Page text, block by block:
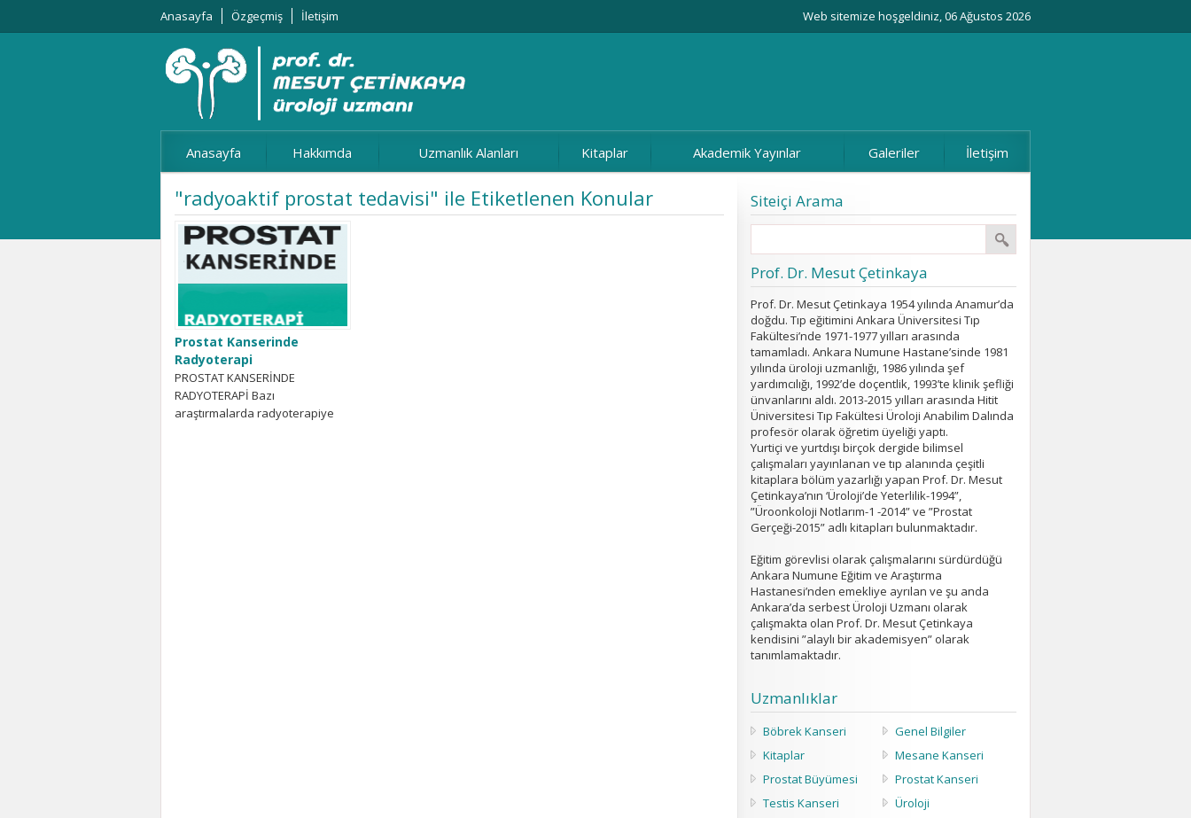
Anasayfa Özgeçmiş İletişim Web sitemize hoşgeldiniz, 06 Ağustos 2026
Anasayfa Hakkımda Uzmanlık Alanları Kitaplar Akademik Yayınlar Galeriler İletişim
"radyoaktif prostat tedavisi" ile Etiketlenen Konular
Prostat Kanserinde
Radyoterapi
PROSTAT KANSERİNDE
RADYOTERAPİ Bazı
araştırmalarda radyoterapiye
Siteiçi Arama
Prof. Dr. Mesut Çetinkaya
Prof. Dr. Mesut Çetinkaya 1954 yılında Anamur’da
doğdu. Tıp eğitimini Ankara Üniversitesi Tıp
Fakültesi’nde 1971-1977 yılları arasında
tamamladı. Ankara Numune Hastane’sinde 1981
yılında üroloji uzmanlığı, 1986 yılında şef
yardımcılığı, 1992’de doçentlik, 1993’te klinik şefliği
ünvanlarını aldı. 2013-2015 yılları arasında Hitit
Üniversitesi Tıp Fakültesi Üroloji Anabilim Dalında
profesör olarak öğretim üyeliği yaptı.
Yurtiçi ve yurtdışı birçok dergide bilimsel
çalışmaları yayınlanan ve tıp alanında çeşitli
kitaplara bölüm yazarlığı yapan Prof. Dr. Mesut
Çetinkaya’nın ‘Üroloji’de Yeterlilik-1994”,
”Üroonkoloji Notlarım-1 -2014” ve ”Prostat
Gerçeği-2015” adlı kitapları bulunmaktadır.
Eğitim görevlisi olarak çalışmalarını sürdürdüğü
Ankara Numune Eğitim ve Araştırma
Hastanesi’nden emekliye ayrılan ve şu anda
Ankara’da serbest Üroloji Uzmanı olarak
çalışmakta olan Prof. Dr. Mesut Çetinkaya
kendisini ”alaylı bir akademisyen” olarak
tanımlamaktadır.
Uzmanlıklar
Böbrek Kanseri
Genel Bilgiler
Kitaplar
Mesane Kanseri
Prostat Büyümesi
Prostat Kanseri
Testis Kanseri
Üroloji